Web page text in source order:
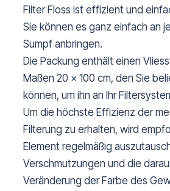
Filter Floss ist effizient und
Sie können es ganz einfach an
Sumpf anbringen.
Die Packung enthält einen
Maßen 20 x 100 cm, den Sie
können, um ihn an Ihr
Um die höchste Effizienz der
Filterung zu erhalten, wird
Element regelmäßig
Verschmutzungen und die
Veränderung der Farbe des